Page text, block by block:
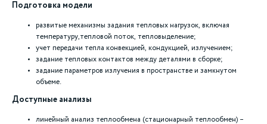
Подготовка модели
развитые механизмы задания тепловых нагрузок, включая
температуру,тепловой поток, тепловыделение;
учет передачи тепла конвекцией, кондукцией, излучением;
задание тепловых контактов между деталями в сборке;
задание параметров излучения в пространстве и замкнутом
объеме.
Доступные анализы
линейный анализ теплообмена (стационарный теплообмен) –